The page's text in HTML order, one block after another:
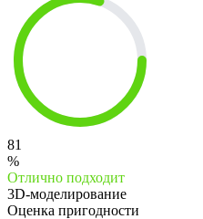
81
%
Отлично подходит
3D-моделирование
Оценка пригодности